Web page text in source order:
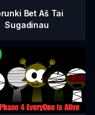
Bet Aš Tai
Sugadinau